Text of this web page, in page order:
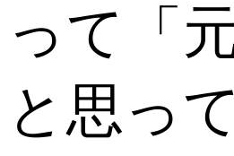
って「
と思っ